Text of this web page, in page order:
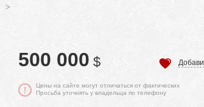
>
500 000 $
Цены на сайте могут отличаться от фактических
Просьба уточнять у владельца по телефону